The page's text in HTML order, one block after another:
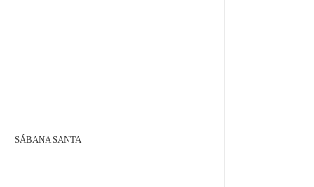
SÁBANA SANTA